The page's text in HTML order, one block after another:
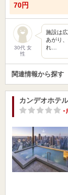
70円
30代 女
性
施設は
あがり
れ…
関連情報から探す
カンデオホテ
-